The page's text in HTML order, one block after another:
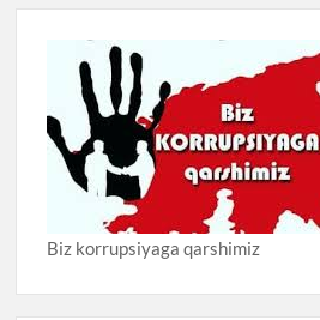
Biz korrupsiyaga qarshimiz